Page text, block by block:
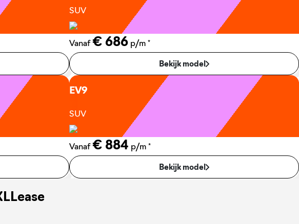
SUV
Vanaf € 686 p/m *
Bekijk model
EV9
SUV
Vanaf € 884 p/m *
Bekijk model